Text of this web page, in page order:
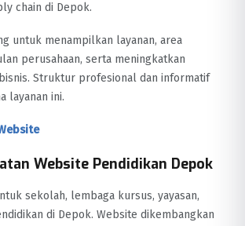
chain di Depok.
untuk menampilkan layanan, area
perusahaan, serta meningkatkan
Struktur profesional dan informatif
layanan ini.
Website Pendidikan Depok
sekolah, lembaga kursus, yayasan,
di Depok. Website dikembangkan